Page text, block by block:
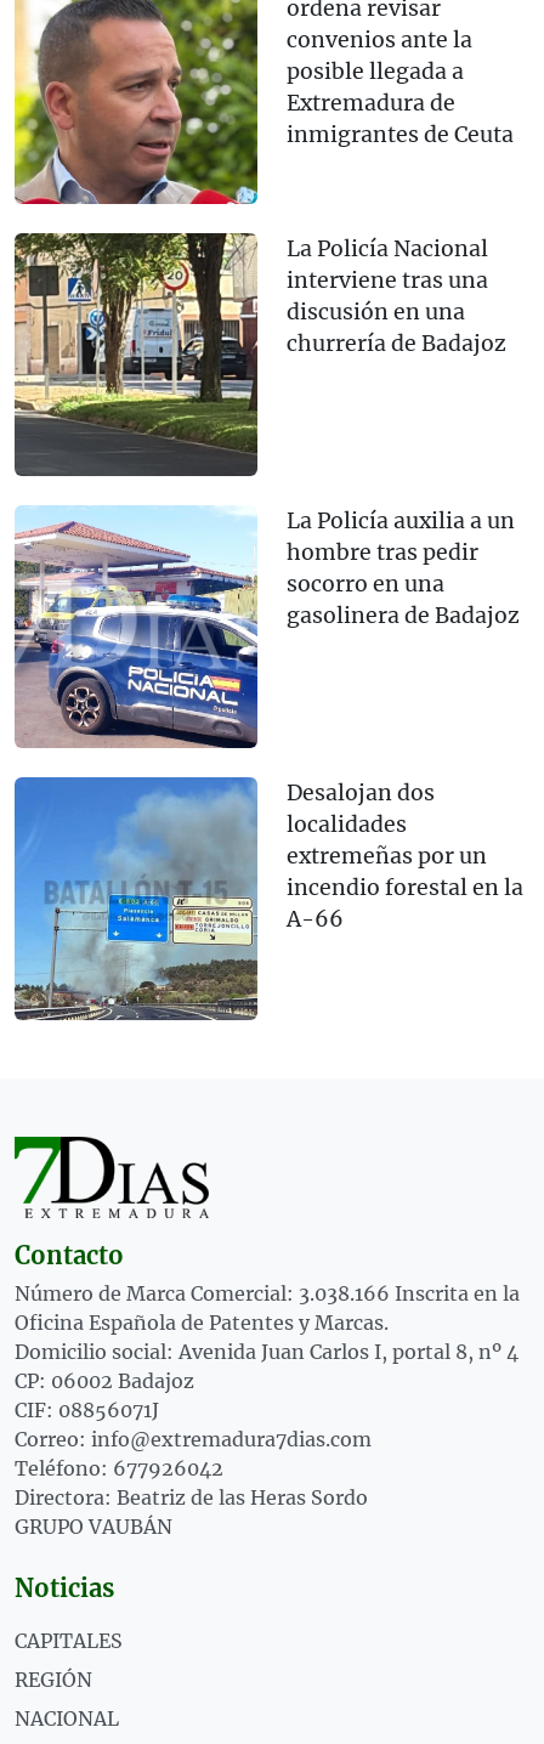
ordena revisar
convenios ante la
posible llegada a
Extremadura de
inmigrantes de Ceuta
La Policía Nacional
interviene tras una
discusión en una
churrería de Badajoz
La Policía auxilia a un
hombre tras pedir
socorro en una
gasolinera de Badajoz
Desalojan dos
localidades
extremeñas por un
incendio forestal en la
A-66
Contacto
Número de Marca Comercial: 3.038.166 Inscrita en la
Oficina Española de Patentes y Marcas.
Domicilio social: Avenida Juan Carlos I, portal 8, nº 4
CP: 06002 Badajoz
CIF: 08856071J
Correo: info@extremadura7dias.com
Teléfono: 677926042
Directora: Beatriz de las Heras Sordo
GRUPO VAUBÁN
Noticias
CAPITALES
REGIÓN
NACIONAL